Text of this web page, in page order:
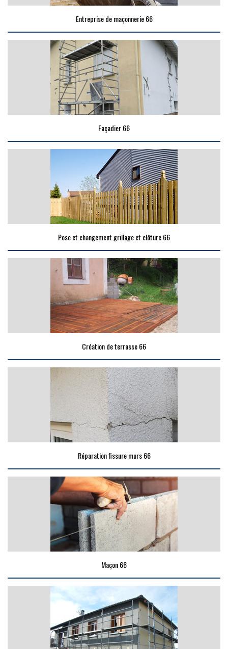
Entreprise de maçonnerie 66
Façadier 66
Pose et changement grillage et clôture 66
Création de terrasse 66
Réparation fissure murs 66
Maçon 66